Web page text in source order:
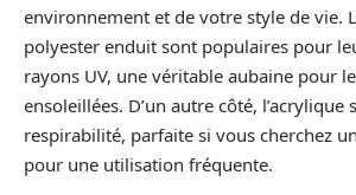
environnement et de votre style de vie.
polyester enduit sont populaires pour
rayons UV, une véritable aubaine pour
ensoleillées. D’un autre côté, l’acrylique
respirabilité, parfaite si vous cherchez
pour une utilisation fréquente.